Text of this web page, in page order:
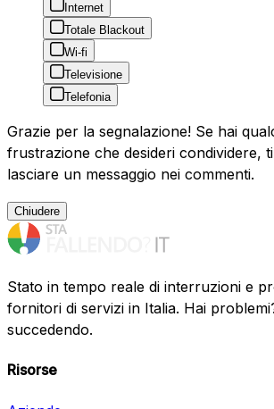
Internet
Totale Blackout
Wi-fi
Televisione
Telefonia
Grazie per la segnalazione! Se hai
frustrazione che desideri condividere,
lasciare un messaggio nei commenti.
Chiudere
Stato in tempo reale di interruzioni e
fornitori di servizi in Italia. Hai
succedendo.
Risorse